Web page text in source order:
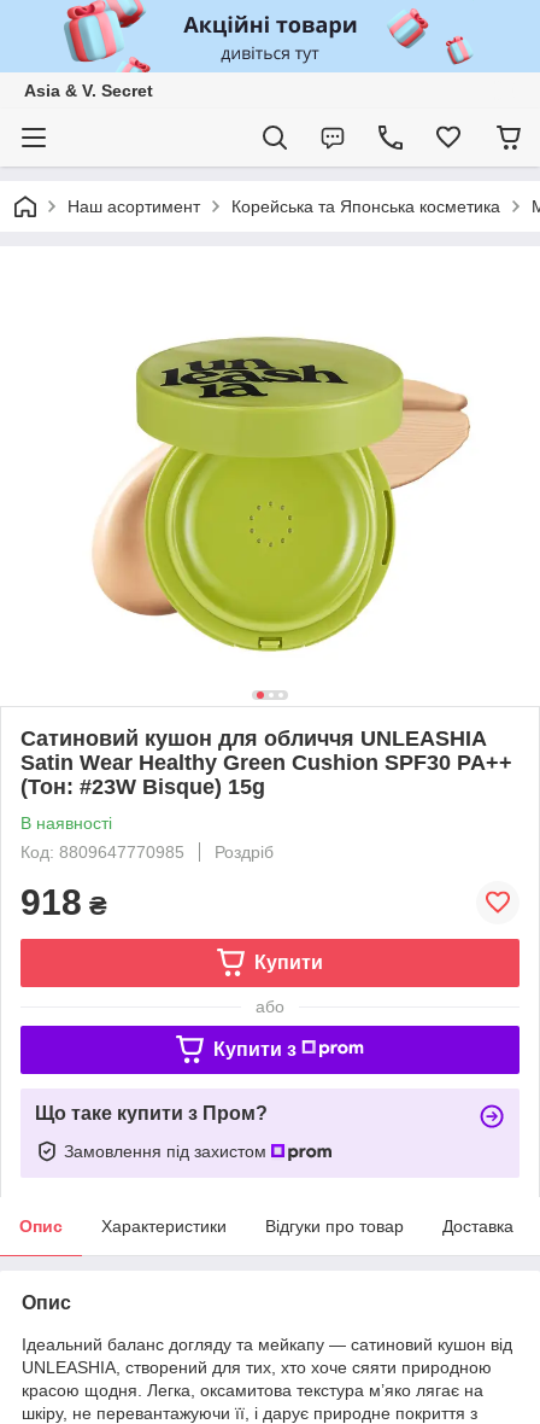
Asia & V. Secret
Наш асортимент Корейська та Японська косметика
Сатиновий кушон для обличчя UNLEASHIA
Satin Wear Healthy Green Cushion SPF30 PA++
(Тон: #23W Bisque) 15g
В наявності
Код: 8809647770985
Роздріб
918 ₴
Купити
або
Купити з
Що таке купити з Пром?
Замовлення під захистом
Опис Характеристики Відгуки про товар Доставка
Опис
Ідеальний баланс догляду та мейкапу — сатиновий кушон від
UNLEASHIA, створений для тих, хто хоче сяяти природною
красою щодня. Легка, оксамитова текстура м’яко лягає на
шкіру, не перевантажуючи її, і дарує природне покриття з